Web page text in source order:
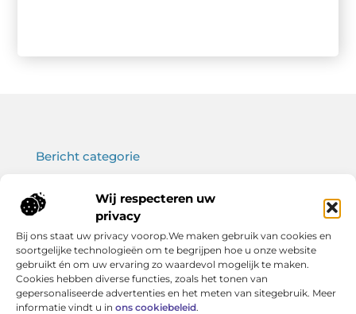
Wij respecteren uw
privacy
Bij ons staat uw privacy voorop.We maken gebruik van cookies en
soortgelijke technologieën om te begrijpen hoe u onze website
gebruikt én om uw ervaring zo waardevol mogelijk te maken.
Cookies hebben diverse functies, zoals het tonen van
gepersonaliseerde advertenties en het meten van sitegebruik. Meer
informatie vindt u in ons cookiebeleid.
Onze informatie
Bericht categorie